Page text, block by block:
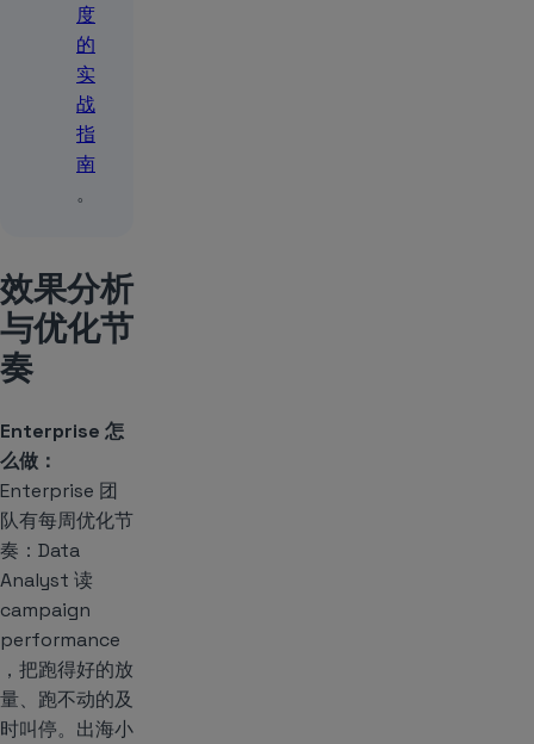
度
的
实
战
指
南
。
效果分析
与优化节
奏
Enterprise 怎
么做：
Enterprise 团
队有每周优化节
奏：Data
Analyst 读
campaign
performance
，把跑得好的放
量、跑不动的及
时叫停。出海小